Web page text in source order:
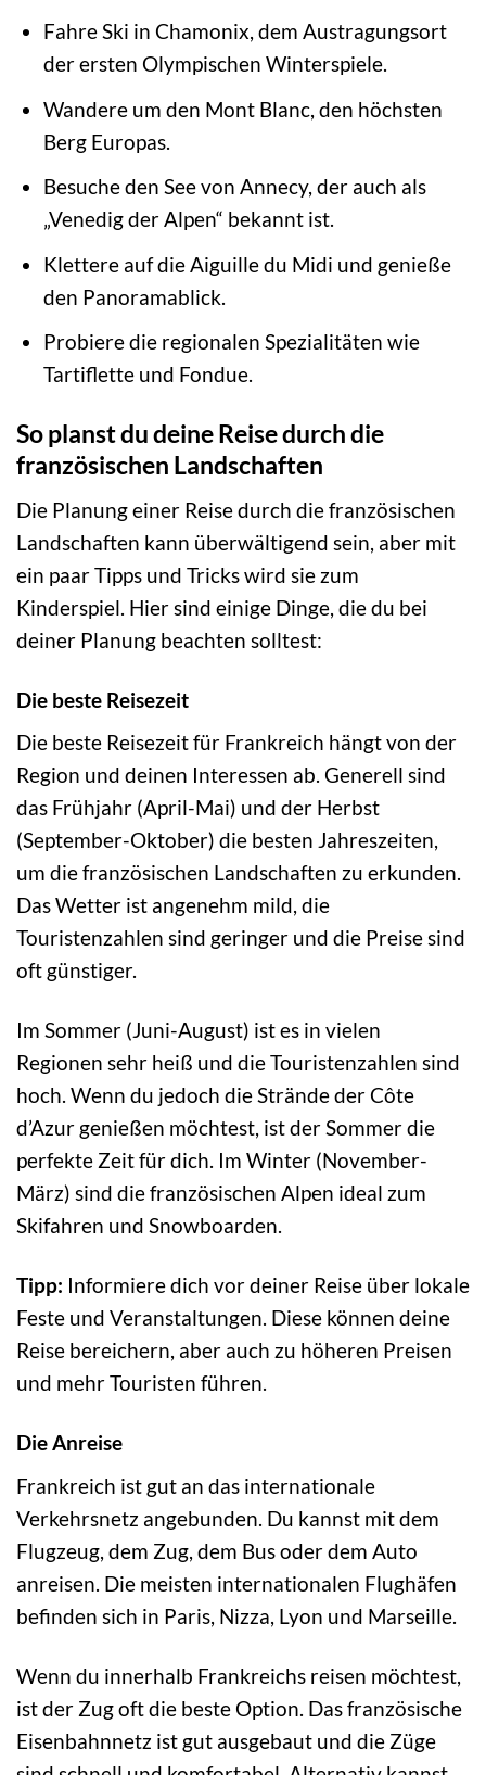
Fahre Ski in Chamonix, dem Austragungsort
der ersten Olympischen Winterspiele.
Wandere um den Mont Blanc, den höchsten
Berg Europas.
Besuche den See von Annecy, der auch als
„Venedig der Alpen“ bekannt ist.
Klettere auf die Aiguille du Midi und genieße
den Panoramablick.
Probiere die regionalen Spezialitäten wie
Tartiflette und Fondue.
So planst du deine Reise durch die
französischen Landschaften
Die Planung einer Reise durch die französischen
Landschaften kann überwältigend sein, aber mit
ein paar Tipps und Tricks wird sie zum
Kinderspiel. Hier sind einige Dinge, die du bei
deiner Planung beachten solltest:
Die beste Reisezeit
Die beste Reisezeit für Frankreich hängt von der
Region und deinen Interessen ab. Generell sind
das Frühjahr (April-Mai) und der Herbst
(September-Oktober) die besten Jahreszeiten,
um die französischen Landschaften zu erkunden.
Das Wetter ist angenehm mild, die
Touristenzahlen sind geringer und die Preise sind
oft günstiger.
Im Sommer (Juni-August) ist es in vielen
Regionen sehr heiß und die Touristenzahlen sind
hoch. Wenn du jedoch die Strände der Côte
d’Azur genießen möchtest, ist der Sommer die
perfekte Zeit für dich. Im Winter (November-
März) sind die französischen Alpen ideal zum
Skifahren und Snowboarden.
Tipp: Informiere dich vor deiner Reise über lokale
Feste und Veranstaltungen. Diese können deine
Reise bereichern, aber auch zu höheren Preisen
und mehr Touristen führen.
Die Anreise
Frankreich ist gut an das internationale
Verkehrsnetz angebunden. Du kannst mit dem
Flugzeug, dem Zug, dem Bus oder dem Auto
anreisen. Die meisten internationalen Flughäfen
befinden sich in Paris, Nizza, Lyon und Marseille.
Wenn du innerhalb Frankreichs reisen möchtest,
ist der Zug oft die beste Option. Das französische
Eisenbahnnetz ist gut ausgebaut und die Züge